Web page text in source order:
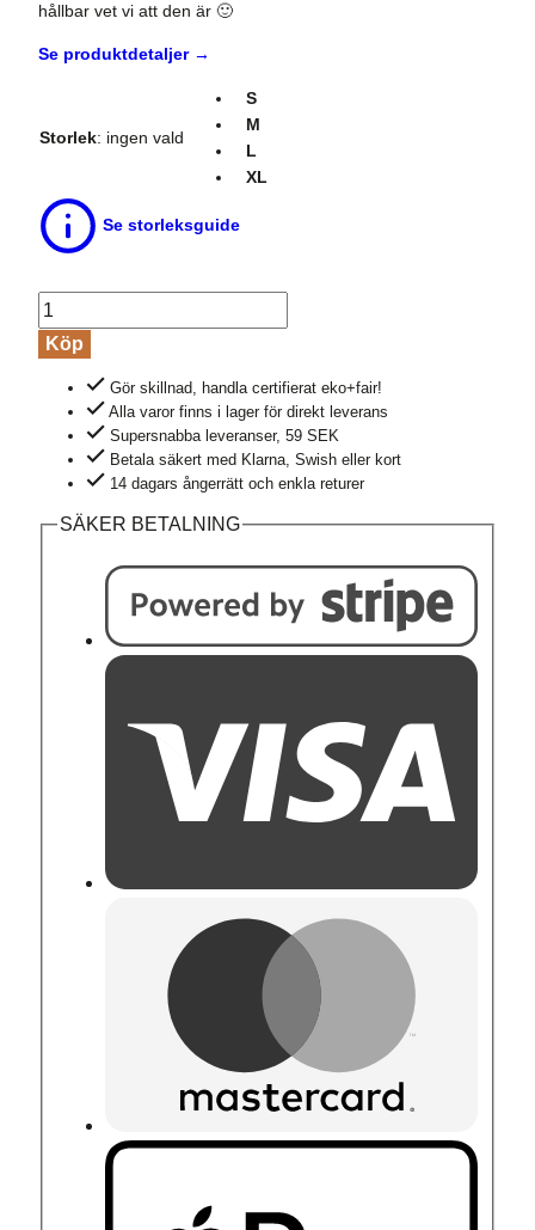
hållbar vet vi att den är 🙂
Se produktdetaljer →
Storlek: ingen vald
S
M
L
XL
Se storleksguide
Skjorta
tunn
mönstrad
marinblå
Köp
Gör skillnad, handla certifierat eko+fair!
Alla varor finns i lager för direkt leverans
Supersnabba leveranser, 59 SEK
Betala säkert med Klarna, Swish eller kort
14 dagars ångerrätt och enkla returer
SÄKER BETALNING